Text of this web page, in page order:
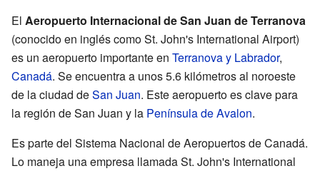
El Aeropuerto Internacional de San Juan de Terranova
(conocido en inglés como St. John's International Airport)
es un aeropuerto importante en Terranova y Labrador,
Canadá. Se encuentra a unos 5.6 kilómetros al noroeste
de la ciudad deSan Juan. Este aeropuerto es clave para
la región de San Juan y la Península de Avalon.
Es parte del Sistema Nacional de Aeropuertos de Canadá.
Lo maneja una empresa llamada St. John's International